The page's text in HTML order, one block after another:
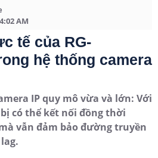
AM
tế của RG-
hệ thống camera
IP quy mô vừa và lớn: Với
có thể kết nối đồng thời
vẫn đảm bảo đường truyền